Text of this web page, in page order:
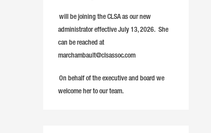
will be joining the CLSA as our new
administrator effective July 13, 2026. She
can be reached at
marchambault@clsassoc.com
On behalf of the executive and board we
welcome her to our team.